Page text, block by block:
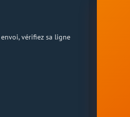
vérifiez sa ligne